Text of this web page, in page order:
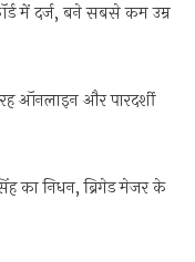
में दर्ज, बने सबसे कम उम्र
ऑनलाइन और पारदर्शी
का निधन, ब्रिगेड मेजर के